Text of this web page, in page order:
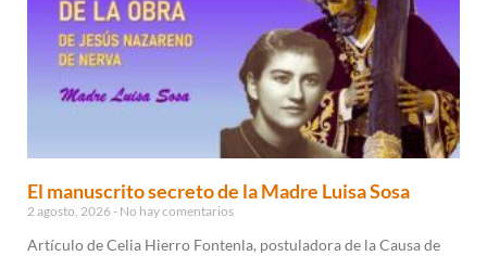
El manuscrito secreto de la Madre Luisa Sosa
2 agosto, 2026 No hay comentarios
Artículo de Celia Hierro Fontenla, postuladora de la Causa de